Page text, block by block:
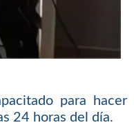
para hacer
24 horas del día.